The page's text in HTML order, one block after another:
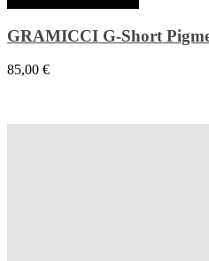
GRAMICCI G-Short
85,00 €